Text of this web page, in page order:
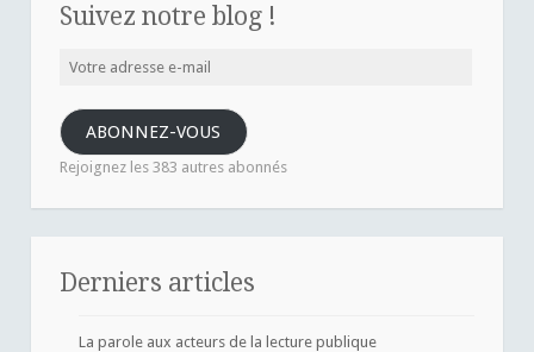
Suivez notre blog !
Votre
mail ABONNEZ-VOUS
Rejoignez les 383 autres abonnés
Derniers articles
La parole aux acteurs de la lecture publique